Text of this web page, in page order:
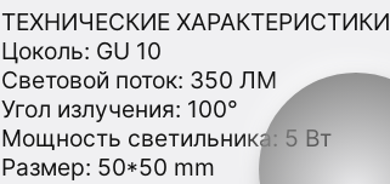
ТЕХНИЧЕСКИЕ ХАРАКТЕРИСТИКИ
Цоколь: GU 10
Световой поток: 350 ЛМ
Угол излучения: 100°
Мощность светильника: 5 Вт
Размер: 50*50 mm